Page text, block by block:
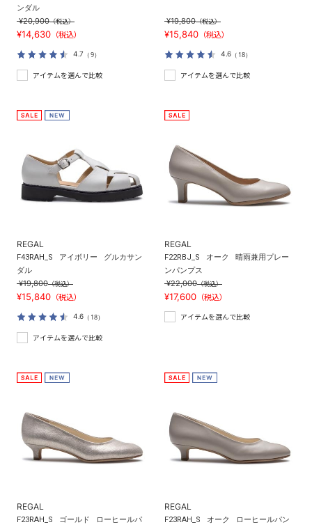
ンダル
¥20,900（税込）
¥14,630 （税込）
4.7 （9）
アイテムを選んで比較
¥19,800（税込）
¥15,840 （税込）
4.6 （18）
アイテムを選んで比較
REGAL
F43RAH_S アイボリー
グルカサン
ダル
¥19,800（税込）
¥15,840 （税込）
4.6 （18）
アイテムを選んで比較
REGAL
F22RBJ_S オーク
晴雨兼用プレー
ンパンプス
¥22,000（税込）
¥17,600 （税込）
アイテムを選んで比較
REGAL
F23RAH_S ゴールド
ローヒールパ
REGAL
F23RAH_S オーク
ローヒールパン